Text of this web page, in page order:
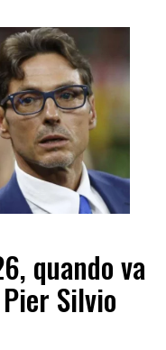
quando va
Silvio